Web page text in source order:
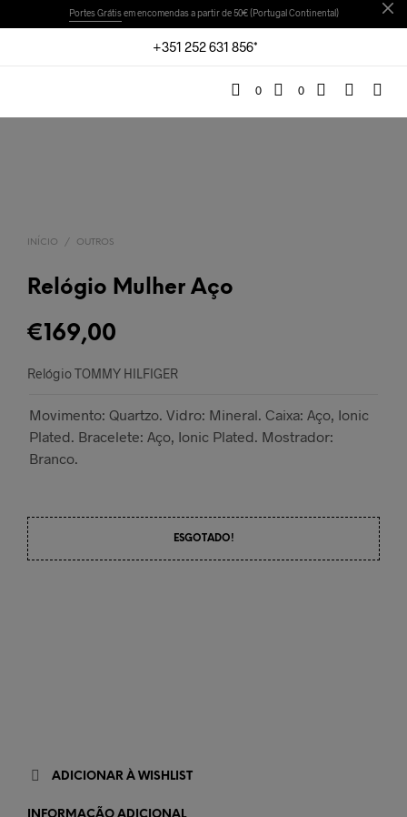
Portes Grátisem encomendas a partir de 50€ (Portugal Continental)
+351 252 631 856*
0 0
INÍCIO / OUTROS
Relógio Mulher Aço
€169,00
Relógio TOMMY HILFIGER
Movimento: Quartzo. Vidro: Mineral. Caixa: Aço, Ionic
Plated. Bracelete: Aço, Ionic Plated. Mostrador:
Branco.
ESGOTADO!
ADICIONAR À WISHLIST